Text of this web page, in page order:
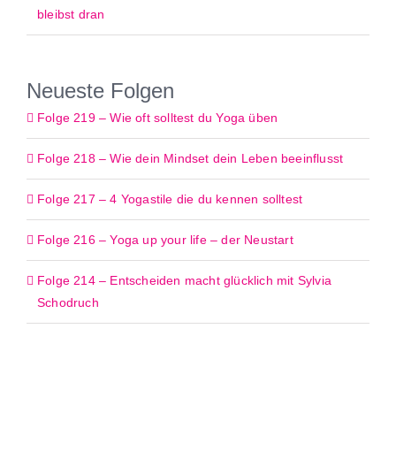
bleibst dran
Neueste Folgen
Folge 219 – Wie oft solltest du Yoga üben
Folge 218 – Wie dein Mindset dein Leben beeinflusst
Folge 217 – 4 Yogastile die du kennen solltest
Folge 216 – Yoga up your life – der Neustart
Folge 214 – Entscheiden macht glücklich mit Sylvia
Schodruch